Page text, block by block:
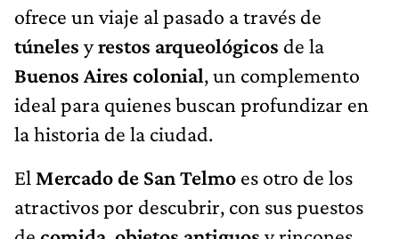
ofrece un viaje al pasado a través de
túneles yrestos arqueológicos de la
Buenos Aires colonial, un complemento
ideal para quienes buscan profundizar en
la historia de la ciudad.
El Mercado de San Telmo es otro de los
atractivos por descubrir, con sus puestos